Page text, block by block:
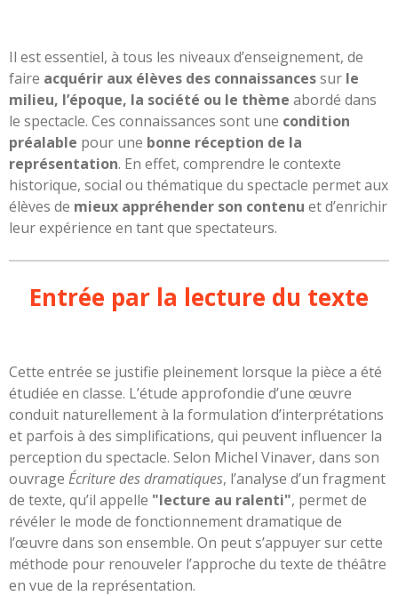
Il est essentiel, à tous les niveaux d’enseignement, de
faire acquérir aux élèves des connaissancessur le
milieu, l’époque, la société ou le thème abordé dans
le spectacle. Ces connaissances sont une condition
préalable pour une bonne réception de la
représentation. En effet, comprendre le contexte
historique, social ou thématique du spectacle permet aux
élèves de mieux appréhender son contenu et d’enrichir
leur expérience en tant que spectateurs.
Entrée par la lecture du texte
Cette entrée se justifie pleinement lorsque la pièce a été
étudiée en classe. L’étude approfondie d’une œuvre
conduit naturellement à la formulation d’interprétations
et parfois à des simplifications, qui peuvent influencer la
perception du spectacle. Selon Michel Vinaver, dans son
ouvrage Écriture des dramatiques, l’analyse d’un fragment
de texte, qu’il appelle "lecture au ralenti", permet de
révéler le mode de fonctionnement dramatique de
l’œuvre dans son ensemble. On peut s’appuyer sur cette
méthode pour renouveler l’approche du texte de théâtre
en vue de la représentation.